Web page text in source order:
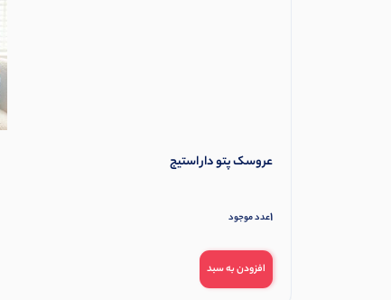
عروسک پتو دار استیج
1عدد موجود
افزودن به سبد